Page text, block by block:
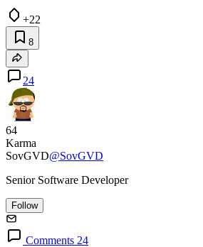
+22
8
24
64
Karma
SovGVD@SovGVD
Senior Software Developer
Follow
Comments 24